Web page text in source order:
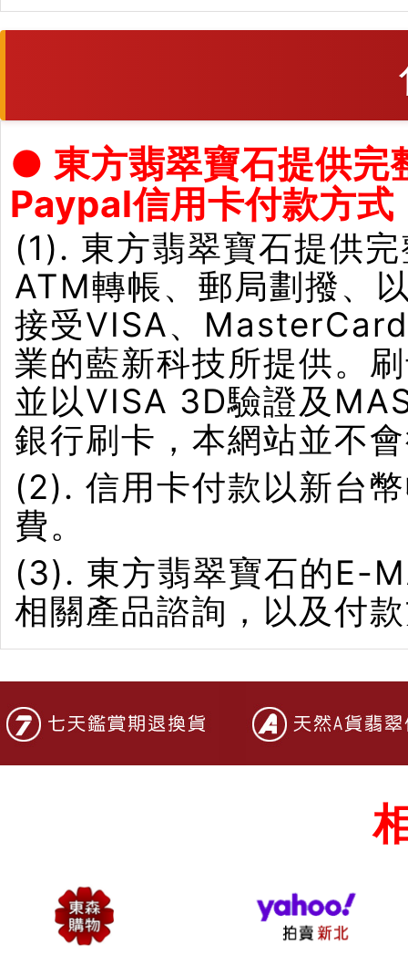
● 東方翡翠寶石提供完
Paypal信用卡付款方式
(1). 東方翡翠寶石提供
ATM轉帳、郵局劃撥、
接受VISA、
業的藍新科技所提供。
並以VISA 3D驗證及
銀行刷卡，本網站並不
(2). 信用卡付款以新台
費。
(3). 東方翡翠寶石的E-
相關產品諮詢，以及付